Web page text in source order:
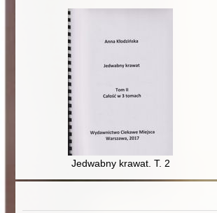
Jedwabny krawat. T. 2